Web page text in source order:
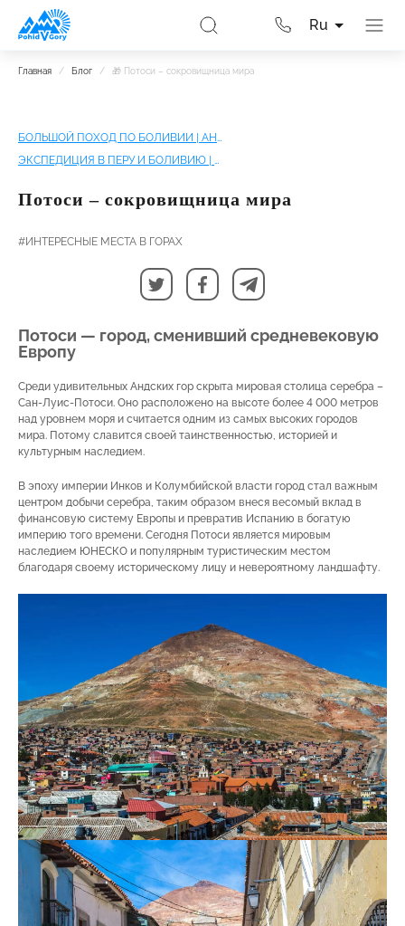
Ru
Главная / Блог / 🎁 Потоси – сокровищница мира
БОЛЬШОЙ ПОХОД ПО БОЛИВИИ | АНДЫ, ТИТИКАКА И СОЛОНЧАК УЮНИ
ЭКСПЕДИЦИЯ В ПЕРУ И БОЛИВИЮ | КАК УВИДЕТЬ ВСЕ!
Потоси – сокровищница мира
#ИНТЕРЕСНЫЕ МЕСТА В ГОРАХ
Потоси — город, сменивший средневековую
Европу
Среди удивительных Андских гор скрыта мировая столица серебра –
Сан-Луис-Потоси. Оно расположено на высоте более 4 000 метров
над уровнем моря и считается одним из самых высоких городов
мира. Потому славится своей таинственностью, историей и
культурным наследием.
В эпоху империи Инков и Колумбийской власти город стал важным
центром добычи серебра, таким образом внеся весомый вклад в
финансовую систему Европы и превратив Испанию в богатую
империю того времени. Сегодня Потоси является мировым
наследием ЮНЕСКО и популярным туристическим местом
благодаря своему историческому лицу и невероятному ландшафту.